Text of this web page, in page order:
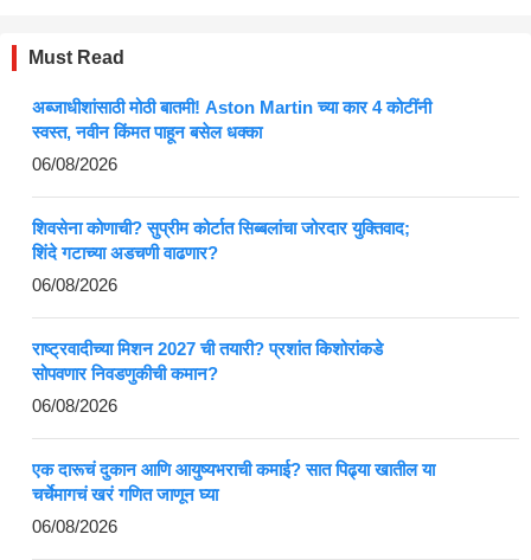
Must Read
अब्जाधीशांसाठी मोठी बातमी! Aston Martin च्या कार 4 कोटींनी
स्वस्त, नवीन किंमत पाहून बसेल धक्का
06/08/2026
शिवसेना कोणाची? सुप्रीम कोर्टात सिब्बलांचा जोरदार युक्तिवाद;
शिंदे गटाच्या अडचणी वाढणार?
06/08/2026
राष्ट्रवादीच्या मिशन 2027 ची तयारी? प्रशांत किशोरांकडे
सोपवणार निवडणुकीची कमान?
06/08/2026
एक दारूचं दुकान आणि आयुष्यभराची कमाई? सात पिढ्या खातील या
चर्चेमागचं खरं गणित जाणून घ्या
06/08/2026